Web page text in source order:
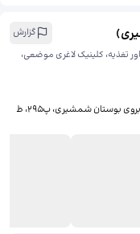
گزارش
تغذیه، کلینیک لاغری موضعی،
مهرابادجنوبی،خ شمشیری، نبش کوچه مسیح خواه، روبروی بوستان شمشیری، پ۲۹۵، ط